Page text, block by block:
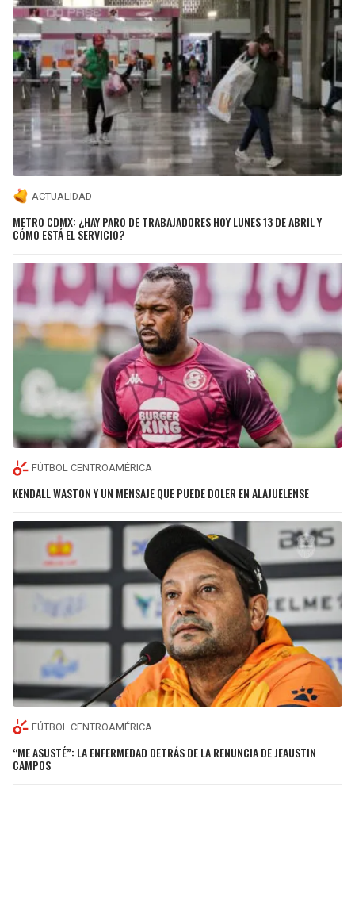
ACTUALIDAD
METRO CDMX: ¿HAY PARO DE TRABAJADORES HOY LUNES 13 DE ABRIL Y
CÓMO ESTÁ EL SERVICIO?
FÚTBOL CENTROAMÉRICA
KENDALL WASTON Y UN MENSAJE QUE PUEDE DOLER EN ALAJUELENSE
FÚTBOL CENTROAMÉRICA
“ME ASUSTÉ”: LA ENFERMEDAD DETRÁS DE LA RENUNCIA DE JEAUSTIN
CAMPOS